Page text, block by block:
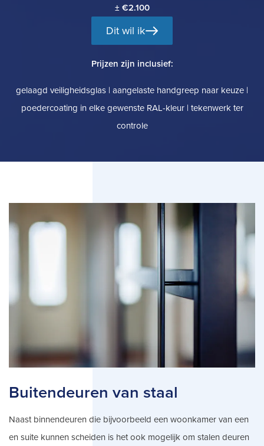
± €2.100
Dit wil ik
Prijzen zijn inclusief:
gelaagd veiligheidsglas | aangelaste handgreep naar keuze |
poedercoating in elke gewenste RAL-kleur | tekenwerk ter
controle
Buitendeuren van staal
Naast binnendeuren die bijvoorbeeld een woonkamer van een
en suite kunnen scheiden is het ook mogelijk om stalen deuren